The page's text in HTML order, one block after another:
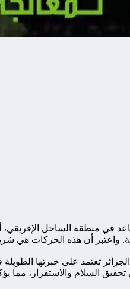
في منطقة الساحل
واعتبر أن هذه الحركات هي
تعتمد على خبرتها
السلام والاستقرار، مما